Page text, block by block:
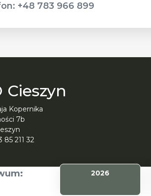
+48 783 966 899
Cieszyn
Kopernika
7b
85 211 32
2026